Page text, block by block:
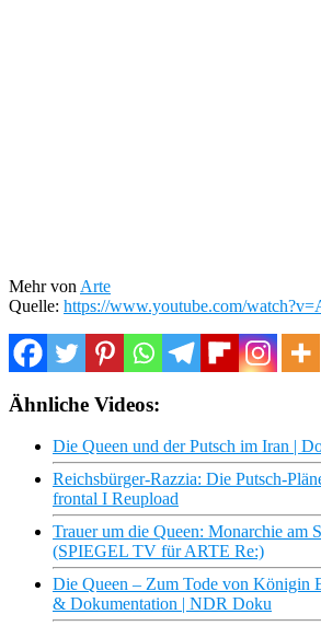
Mehr von Arte
Quelle: https://www.youtube.com/
Ähnliche Videos:
Die Queen und der Putsch im Iran |
Reichsbürger-Razzia: Die Putsch-
frontal I Reupload
Trauer um die Queen: Monarchie am
(SPIEGEL TV für ARTE Re:)
Die Queen – Zum Tode von Königin
& Dokumentation | NDR Doku